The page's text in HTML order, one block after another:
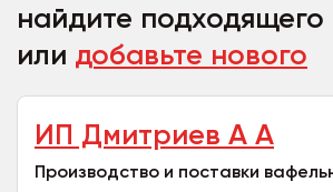
найдите подходящего
или добавьте нового
ИП Дмитриев А А
Производство и поставки